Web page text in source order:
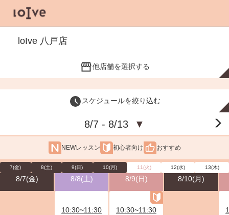
loIve 八戸店
他店舗を選択する
スケジュールを絞り込む
8/7 - 8/13 ▼
NEWレッスン 初心者向け おすすめ
7(金) 8(土) 9(日) 10(月) 11(火) 12(水) 13(木)
8/7(金) 8/8(土) 8/9(日) 8/10(月)
10:30~11:30 10:30~11:30